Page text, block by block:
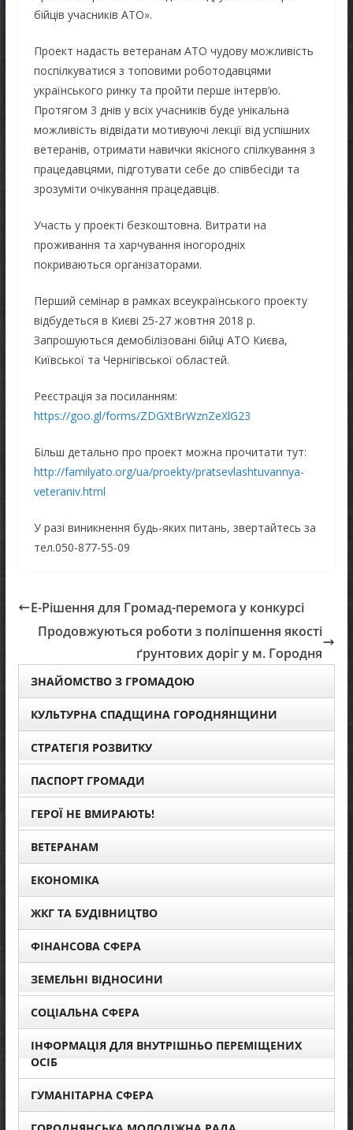
бійців учасників АТО».
Проект надасть ветеранам АТО чудову можливість
поспілкуватися з топовими роботодавцями
українського ринку та пройти перше інтерв’ю.
Протягом 3 днів у всіх учасників буде унікальна
можливість відвідати мотивуючі лекції від успішних
ветеранів, отримати навички якісного спілкування з
працедавцями, підготувати себе до співбесіди та
зрозуміти очікування працедавців.
Участь у проекті безкоштовна. Витрати на
проживання та харчування іногородніх
покриваються організаторами.
Перший семінар в рамках всеукраїнського проекту
відбудеться в Києві 25-27 жовтня 2018 р.
Запрошуються демобілізовані бійці АТО Києва,
Київської та Чернігівської областей.
Реєстрація за посиланням:
https://goo.gl/forms/ZDGXtBrWznZeXlG23
Більш детально про проект можна прочитати тут:
http://familyato.org/ua/proekty/pratsevlashtuvannya-
veteraniv.html
У разі виникнення будь-яких питань, звертайтесь за
тел.050-877-55-09
Е-Рішення для Громад-перемога у конкурсі
Продовжуються роботи з поліпшення якості
ґрунтових доріг у м. Городня
ЗНАЙОМСТВО З ГРОМАДОЮ
КУЛЬТУРНА СПАДЩИНА ГОРОДНЯНЩИНИ
СТРАТЕГІЯ РОЗВИТКУ
ПАСПОРТ ГРОМАДИ
ГЕРОЇ НЕ ВМИРАЮТЬ!
ВЕТЕРАНАМ
ЕКОНОМІКА
ЖКГ ТА БУДІВНИЦТВО
ФІНАНСОВА СФЕРА
ЗЕМЕЛЬНІ ВІДНОСИНИ
СОЦІАЛЬНА СФЕРА
ІНФОРМАЦІЯ ДЛЯ ВНУТРІШНЬО ПЕРЕМІЩЕНИХ
ОСІБ
ГУМАНІТАРНА СФЕРА